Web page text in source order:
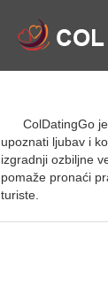
ColDatingGo
upoznati ljubav i
izgradnji ozbiljne
pomaže pronaći
turiste.